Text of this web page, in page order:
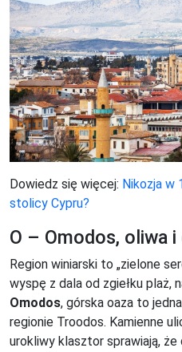
Dowiedz się więcej: Nikozja w
stolicy Cypru?
O – Omodos, oliwa
Region winiarski to „zielone
wyspę z dala od zgiełku plaż,
Omodos, górska oaza to
regionie Troodos. Kamienne
urokliwy klasztor sprawiają, że